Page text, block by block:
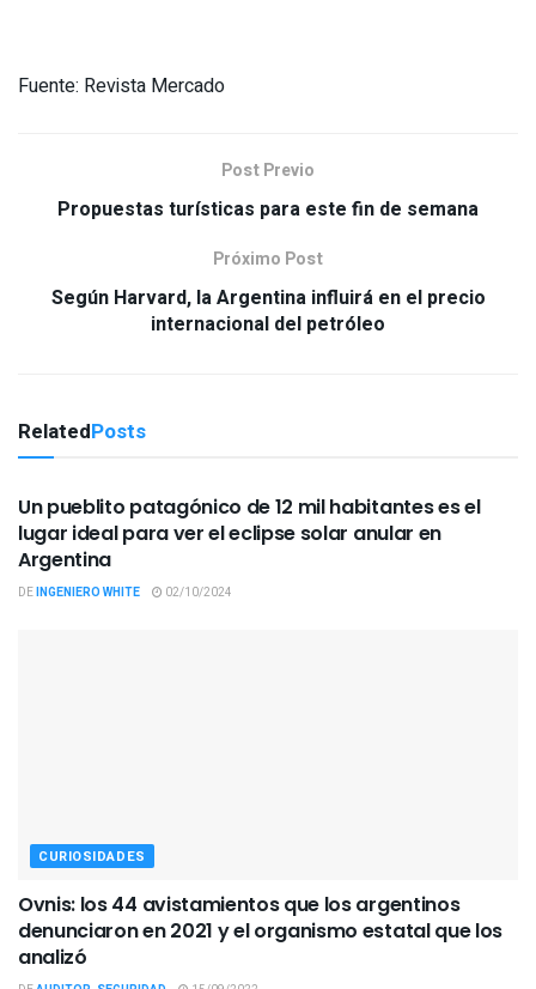
Fuente: Revista Mercado
Post Previo
Propuestas turísticas para este fin de semana
Próximo Post
Según Harvard, la Argentina influirá en el precio
internacional del petróleo
RelatedPosts
CURIOSIDADES
Un pueblito patagónico de 12 mil habitantes es el
lugar ideal para ver el eclipse solar anular en
Argentina
DEINGENIERO WHITE 02/10/2024
CURIOSIDADES
Ovnis: los 44 avistamientos que los argentinos
denunciaron en 2021 y el organismo estatal que los
analizó